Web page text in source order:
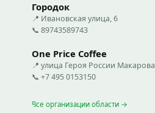
Городок
📍 Ивановская улица, 6
📞 89743589743
One Price Coffee
📍 улица Героя России Макарова
📞 +7 495 0153150
Все организации области →